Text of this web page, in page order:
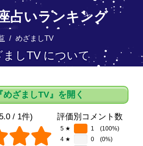
占いランキング
めざましTV
ましTV について
めざましTV』を開く
/ 1件) 評価別コメント数
5 ★ 1
(100%)
4 ★
0
(0%)